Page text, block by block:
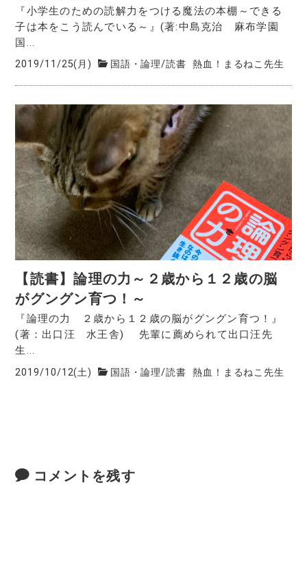
『小学生のための読解力をつける魔法の本棚～できる
子は本をこう読んでいる～』(著:中島克治 麻布学園
国...
2019/11/25(月) 国語・論理/読書 熱血！まるねこ先生
【読書】論理の力～２歳から１２歳の脳
がグングン育つ！～
『論理の力 ２歳から１２歳の脳がグングン育つ！』
(著：出口汪 水王舎) 先輩に薦められて出口汪先
生...
2019/10/12(土) 国語・論理/読書 熱血！まるねこ先生
コメントを残す